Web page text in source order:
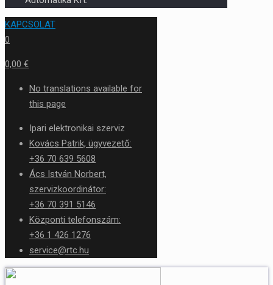
KAPCSOLAT
0
0,00 €
No translations available for
this page
Ipari elektronikai szerviz
Kovács Patrik, ügyvezető:
+36 70 639 5608
Ács István Norbert,
szervizkoordinátor:
+36 70 391 5146
Központi telefonszám:
+36 1 426 1276
service@rtc.hu